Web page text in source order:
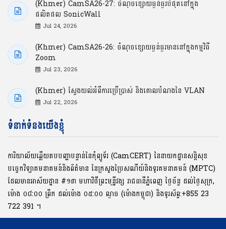
(Khmer) CamSA26-27: ចំណុចខ្សោយធ្ងន់ធ្ងរបំផុតនៅក្នុង
ផលិតផល SonicWall
Jul 24, 2026
(Khmer) CamSA26-26: ចំណុចខ្សោយធ្ងន់ធ្ងរមាននៅក្នុងកម្មវិធី
Zoom
Jul 23, 2026
(Khmer) ស្វែងយល់អំពីការប្រើប្រាស់ និងគោលបំណងនៃ VLAN
Jul 22, 2026
ទំនាក់ទំនងយើងខ្ញុំ
ការិយាល័យឆ្លើយតបបញ្ហាបន្ទាន់នៃកុំព្យូទ័រ (CamCERT) នៃនាយកដ្ឋានសន្តិសុខ
បច្ចេកវិទ្យាគមនាគមន៍និងព័ត៌មាន នៃក្រសួងប្រៃសណីយ៍និងទូរគមនាគមន៍ (MPTC)
ដែលមានអាស័យដ្ឋាន #១៣ មហាវិថីព្រះមុនី្នវង្ស រាជធានីភ្នំពេញ ថ្ងៃច័ន្ទ ដល់ថ្ងៃសុក្រ,
ម៉ោង ០៨:០០ ​ព្រឹក ដល់ម៉ោង ០៥:០០ ល្ងាច (ម៉ោងកម្ពុជា) និងទូរស័ព្ទ:+855 23
722 391 ។